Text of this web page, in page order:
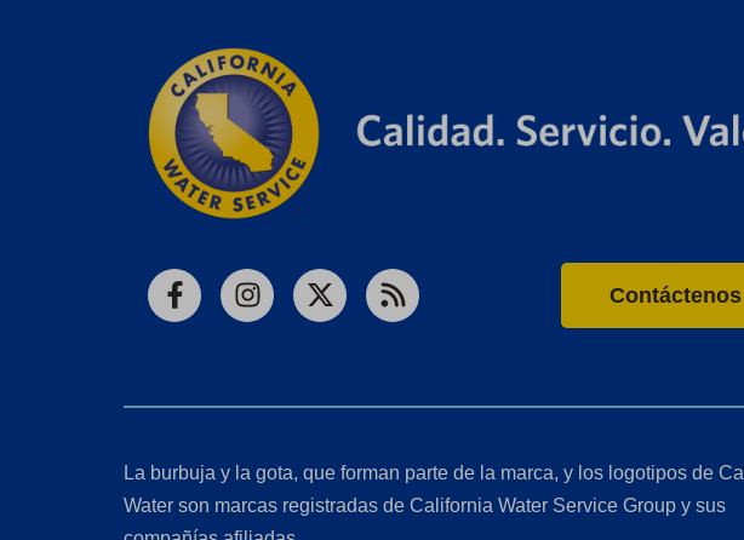
FacebookInstagram
X RSS
Contáctenos
La burbuja y la gota, que forman parte de la marca, y los logotipos de Cal
Water son marcas registradas de California Water Service Group y sus